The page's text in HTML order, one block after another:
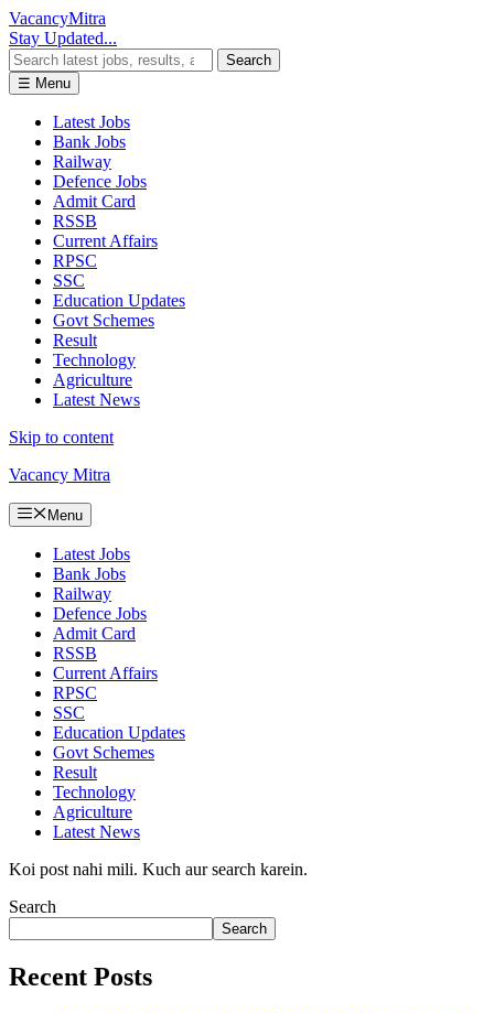
VacancyMitra
Stay Updated...
Search
☰ Menu
Latest Jobs
Bank Jobs
Railway
Defence Jobs
Admit Card
RSSB
Current Affairs
RPSC
SSC
Education Updates
Govt Schemes
Result
Technology
Agriculture
Latest News
Skip to content
Vacancy Mitra
Menu
Latest Jobs
Bank Jobs
Railway
Defence Jobs
Admit Card
RSSB
Current Affairs
RPSC
SSC
Education Updates
Govt Schemes
Result
Technology
Agriculture
Latest News
Koi post nahi mili. Kuch aur search karein.
Search
Search
Recent Posts